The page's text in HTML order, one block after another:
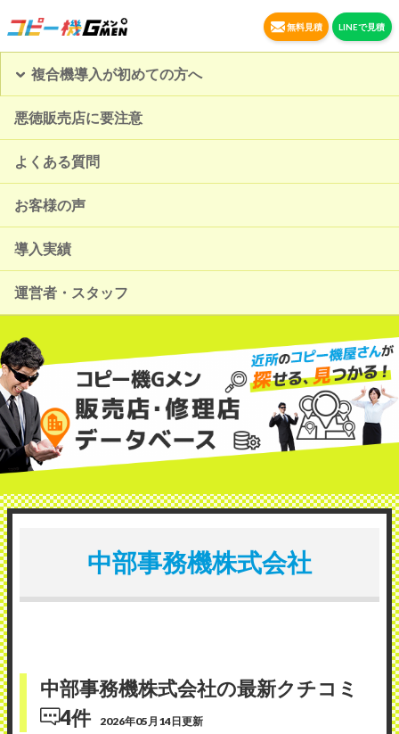
無料見積 LINEで見積
複合機導入が初めての方へ
悪徳販売店に要注意
よくある質問
お客様の声
導入実績
運営者・スタッフ
中部事務機株式会社
中部事務機株式会社の最新クチコミ
4件
2026年05月14日更新